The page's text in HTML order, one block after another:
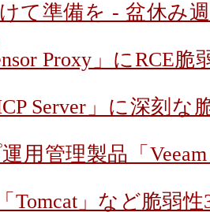
て準備を - 盆休み
Proxy」にRCE
Server」に深刻
用管理製品「
Tomcat」など脆弱